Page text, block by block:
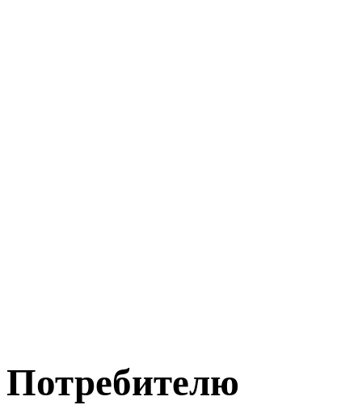
Потребителю